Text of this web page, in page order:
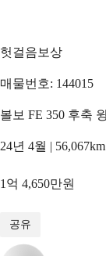
헛걸음보상
매물번호: 144015
볼보 FE 350 후축
24년 4월 |
1억 4,650만원
공유
/19